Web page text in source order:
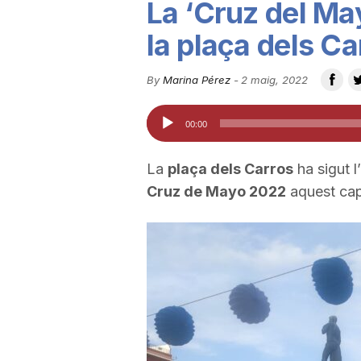
u
t
a
e
La ‘Cruz del
la plaça dels
By Marina Pérez- 2 maig, 2022
Reproductor
d'àudio
00:00
La plaça dels Carrosha sigut
Cruz de Mayo 2022 aquest